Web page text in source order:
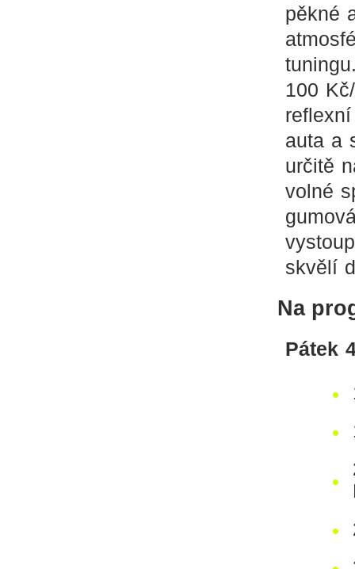
pěkné
100
auta a
určitě
volné
skvělí
Na
Pátek